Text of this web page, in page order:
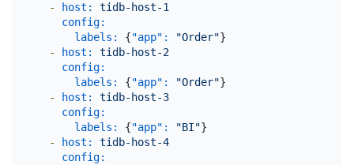
-
host:
tidb-host-1
config:
labels:
{"app": "Order"}
-
host:
tidb-host-2
config:
labels:
{"app": "Order"}
-
host:
tidb-host-3
config:
labels:
{"app": "BI"}
-
host:
tidb-host-4
config: